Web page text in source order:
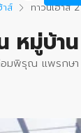
าส์ ทาวน์เฮาส์
หมู่บ้
อมพิรุณ แพรกษา